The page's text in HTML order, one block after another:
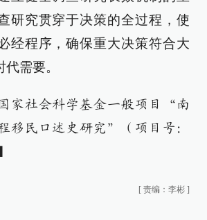
研究贯穿于决策的全过程，使
经程序，确保重大决策符合大
需要。
家社会科学基金一般项目“南
移民口述史研究”（项目号：
[ 责编：李彬 ]